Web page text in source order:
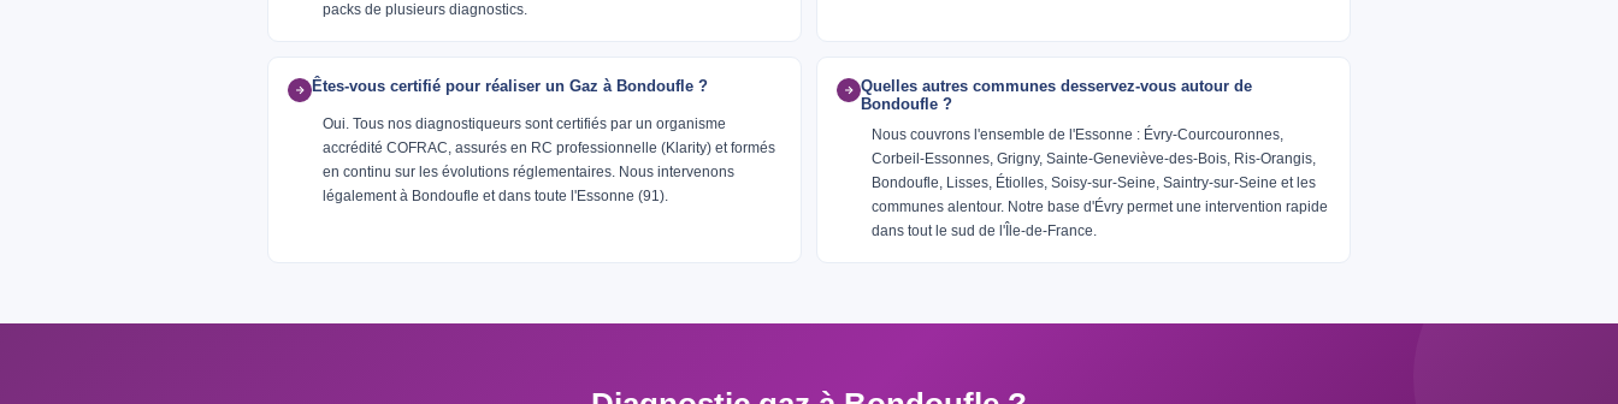
packs de plusieurs diagnostics.
Êtes-vous certifié pour réaliser un Gaz à Bondoufle ?
Oui. Tous nos diagnostiqueurs sont certifiés par un organisme
accrédité COFRAC, assurés en RC professionnelle (Klarity) et formés
en continu sur les évolutions réglementaires. Nous intervenons
légalement à Bondoufle et dans toute l'Essonne (91).
Quelles autres communes desservez-vous autour de
Bondoufle ?
Nous couvrons l'ensemble de l'Essonne : Évry-Courcouronnes,
Corbeil-Essonnes, Grigny, Sainte-Geneviève-des-Bois, Ris-Orangis,
Bondoufle, Lisses, Étiolles, Soisy-sur-Seine, Saintry-sur-Seine et les
communes alentour. Notre base d'Évry permet une intervention rapide
dans tout le sud de l'Île-de-France.